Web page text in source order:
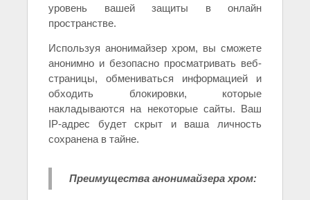
уровень вашей защиты в онлайн
пространстве.
Используя анонимайзер хром, вы сможете
анонимно и безопасно просматривать веб-
страницы, обмениваться информацией и
обходить блокировки, которые
накладываются на некоторые сайты. Ваш
IP-адрес будет скрыт и ваша личность
сохранена в тайне.
Преимущества анонимайзера хром: